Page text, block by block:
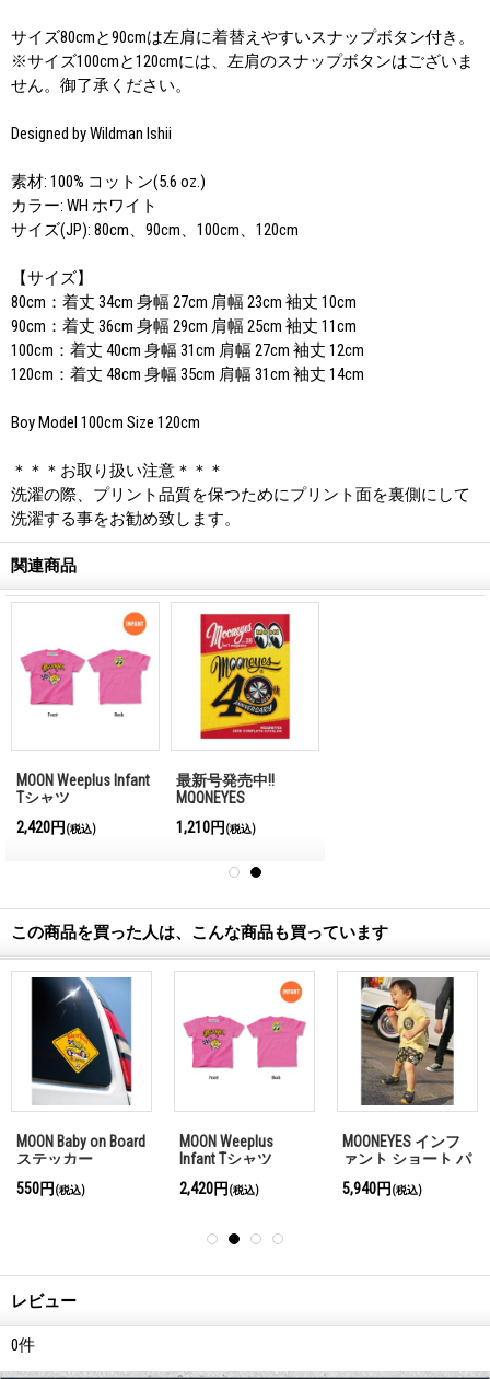
サイズ80cmと90cmは左肩に着替えやすいスナップボタン付き。
※サイズ100cmと120cmには、左肩のスナップボタンはございま
せん。御了承ください。
Designed by Wildman Ishii
素材: 100% コットン(5.6 oz.)
カラー: WH ホワイト
サイズ(JP): 80cm、90cm、100cm、120cm
【サイズ】
80cm：着丈 34cm 身幅 27cm 肩幅 23cm 袖丈 10cm
90cm：着丈 36cm 身幅 29cm 肩幅 25cm 袖丈 11cm
100cm：着丈 40cm 身幅 31cm 肩幅 27cm 袖丈 12cm
120cm：着丈 48cm 身幅 35cm 肩幅 31cm 袖丈 14cm
Boy Model 100cm Size 120cm
＊＊＊お取り扱い注意＊＊＊
洗濯の際、プリント品質を保つためにプリント面を裏側にして
洗濯する事をお勧め致します。
関連商品
MOON Weeplus Infant
Tシャツ
2,420円 (税込)
最新号発売中!!
MQQNEYES
Magazine No.28 2026
1,210円 (税込)
この商品を買った人は、こんな商品も買っています
MOON Baby on Board
ステッカー
550円 (税込)
MOON Weeplus
Infant Tシャツ
2,420円 (税込)
MOONEYES インフ
ァント ショート パ
5,940円 (税込)
レビュー
0件